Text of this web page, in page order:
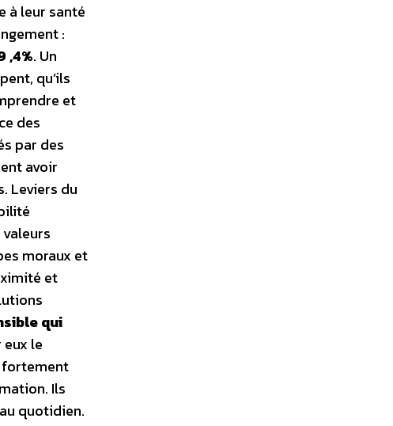
à leur santé
:
,4%. Un
qu’ils
et
des
par des
avoir
Leviers du
moraux et
et
qui
le
fortement
Ils
quotidien.